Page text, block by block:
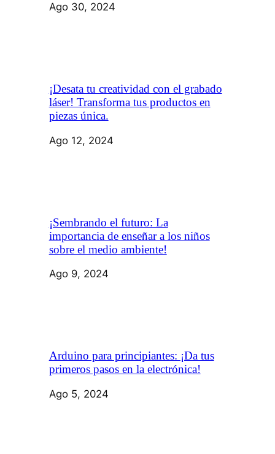
Ago 30, 2024
¡Desata tu creatividad con el grabado
láser! Transforma tus productos en
piezas única.
Ago 12, 2024
¡Sembrando el futuro: La
importancia de enseñar a los niños
sobre el medio ambiente!
Ago 9, 2024
Arduino para principiantes: ¡Da tus
primeros pasos en la electrónica!
Ago 5, 2024